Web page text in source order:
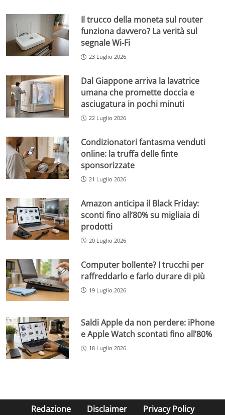
Il trucco della moneta sul router
funziona davvero? La verità sul
segnale Wi-Fi
23 Luglio 2026
Dal Giappone arriva la lavatrice
umana che promette doccia e
asciugatura in pochi minuti
22 Luglio 2026
Condizionatori fantasma venduti
online: la truffa delle finte
sponsorizzate
21 Luglio 2026
Amazon anticipa il Black Friday:
sconti fino all’80% su migliaia di
prodotti
20 Luglio 2026
Computer bollente? I trucchi per
raffreddarlo e farlo durare di più
19 Luglio 2026
Saldi Apple da non perdere: iPhone
e Apple Watch scontati fino all’80%
18 Luglio 2026
Redazione Disclaimer Privacy Policy